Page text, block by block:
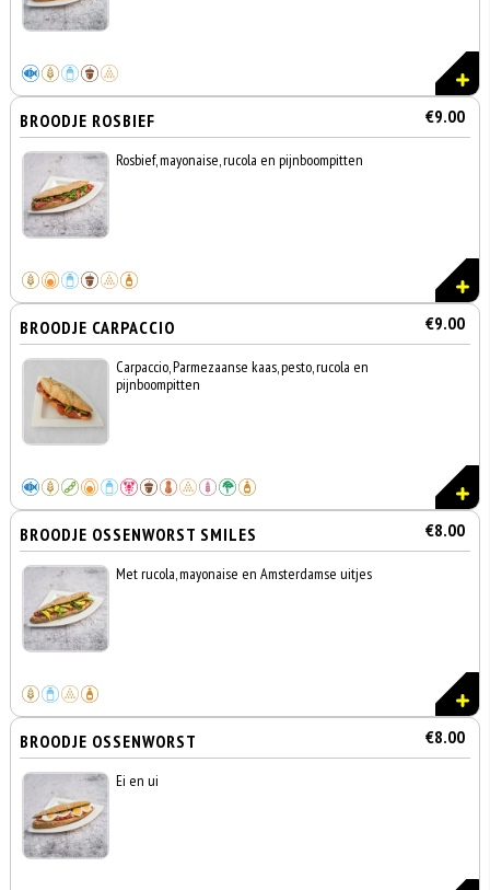
BROODJE ROSBIEF €9.00
Rosbief, mayonaise, rucola en pijnboompitten
BROODJE CARPACCIO €9.00
Carpaccio, Parmezaanse kaas, pesto, rucola en
pijnboompitten
BROODJE OSSENWORST SMILES €8.00
Met rucola, mayonaise en Amsterdamse uitjes
BROODJE OSSENWORST €8.00
Ei en ui